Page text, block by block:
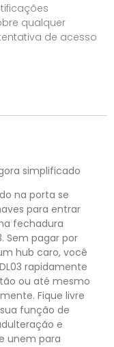
qualquer
de acesso
simplificado
na porta se
para entrar
fechadura
Sem pagar por
hub caro, você
rapidamente
ou até mesmo
Fique livre
função de
e
unem para